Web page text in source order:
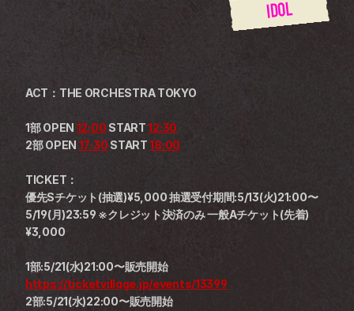
IDOL
ACT：THE ORCHESTRA TOKYO
1部 OPEN 12:00 START 12:30
2部 OPEN 17:30 START 18:00
TICKET：
優先Sチケット(抽選)¥5,000 抽選受付期間:5/13(火)21:00〜
5/19(月)23:59 ※クレジット決済のみ 一般Aチケット(先着)
¥3,000
1部:5/21(水)21:00〜販売開始
https://ticketvillage.jp/events/13399
2部:5/21(水)22:00〜販売開始